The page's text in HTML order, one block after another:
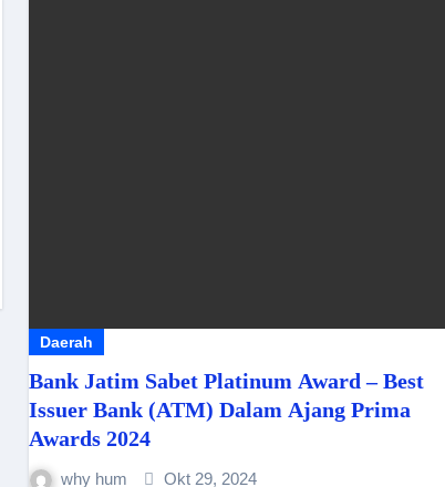
Daerah
Bank Jatim Sabet Platinum Award – Best
Issuer Bank (ATM) Dalam Ajang Prima
Awards 2024
why hum Okt 29, 2024